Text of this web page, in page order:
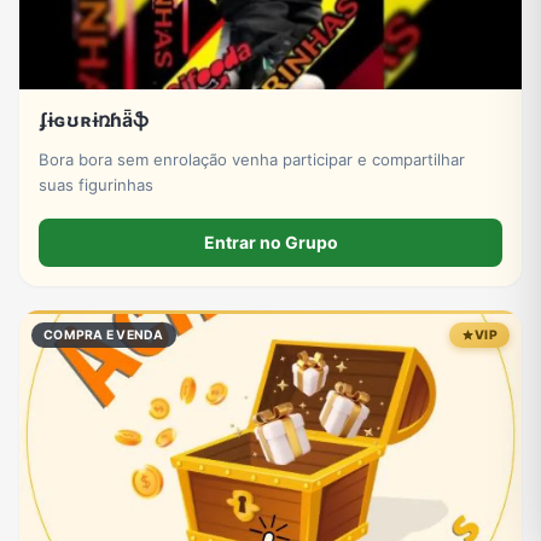
ʄɨɢʊʀɨռɦǟֆ
Bora bora sem enrolação venha participar e compartilhar
suas figurinhas
Entrar no Grupo
COMPRA E VENDA VIP